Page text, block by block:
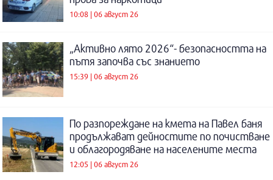
10:08 | 06 август 26
„Активно лято 2026“- безопасността на
пътя започва със знанието
15:39 | 06 август 26
По разпореждане на кмета на Павел баня
продължават дейностите по почистване
и облагородяване на населените места
12:05 | 06 август 26